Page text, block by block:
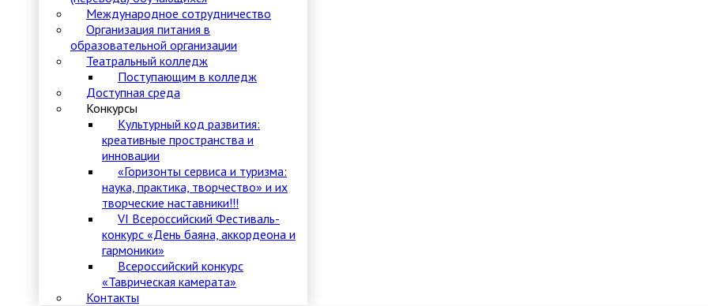
Международное сотрудничество
Организация питания в
образовательной организации
Театральный колледж
Поступающим в колледж
Доступная среда
Конкурсы
Культурный код развития:
креативные пространства и
инновации
«Горизонты сервиса и туризма:
наука, практика, творчество» и их
творческие наставники!!!
VI Всероссийский Фестиваль-
конкурс «День баяна, аккордеона и
гармоники»
Всероссийский конкурс
«Таврическая камерата»
Контакты